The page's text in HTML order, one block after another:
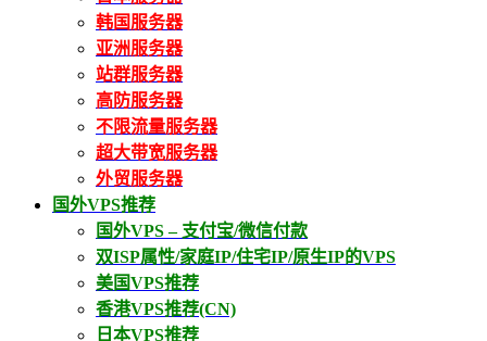
韩国服务器
亚洲服务器
站群服务器
高防服务器
不限流量服务器
超大带宽服务器
外贸服务器
国外VPS推荐
国外VPS – 支付宝/微信付款
双ISP属性/家庭IP/住宅IP/原生IP的VPS
美国VPS推荐
香港VPS推荐(CN)
日本VPS推荐